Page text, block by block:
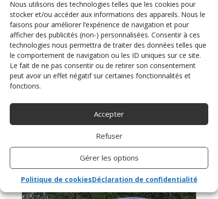
Nous utilisons des technologies telles que les cookies pour
stocker et/ou accéder aux informations des appareils. Nous le
faisons pour améliorer l’expérience de navigation et pour
afficher des publicités (non-) personnalisées. Consentir à ces
technologies nous permettra de traiter des données telles que
le comportement de navigation ou les ID uniques sur ce site.
Le fait de ne pas consentir ou de retirer son consentement
peut avoir un effet négatif sur certaines fonctionnalités et
fonctions.
Accepter
Refuser
Gérer les options
Politique de cookiesDéclaration de confidentialité
Adaptation accélérateur pied gauche